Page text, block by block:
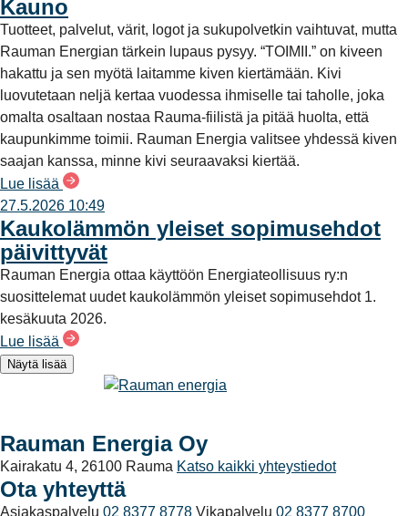
Kauno
Tuotteet, palvelut, värit, logot ja sukupolvetkin vaihtuvat, mutta
Rauman Energian tärkein lupaus pysyy. “TOIMII.” on kiveen
hakattu ja sen myötä laitamme kiven kiertämään. Kivi
luovutetaan neljä kertaa vuodessa ihmiselle tai taholle, joka
omalta osaltaan nostaa Rauma-fiilistä ja pitää huolta, että
kaupunkimme toimii. Rauman Energia valitsee yhdessä kiven
saajan kanssa, minne kivi seuraavaksi kiertää.
Lue lisää
27.5.2026 10:49
Kaukolämmön yleiset sopimusehdot
päivittyvät
Rauman Energia ottaa käyttöön Energiateollisuus ry:n
suosittelemat uudet kaukolämmön yleiset sopimusehdot 1.
kesäkuuta 2026.
Lue lisää
Näytä lisää
Rauman Energia Oy
Kairakatu 4, 26100 Rauma Katso kaikki yhteystiedot
Ota yhteyttä
Asiakaspalvelu 02 8377 8778 Vikapalvelu 02 8377 8700